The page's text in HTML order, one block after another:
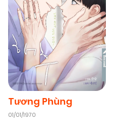
Tương Phùng
01/01/1970